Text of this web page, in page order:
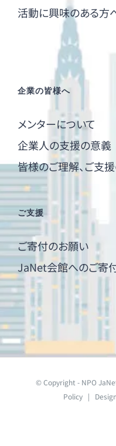
活動に興味のある方
企業の皆様へ
メンターについて
企業人の支援の意義
皆様のご理解、ご支
ご支援
ご寄付のお願い
JaNet会館へのご寄
© Copyright - NPO
Policy |